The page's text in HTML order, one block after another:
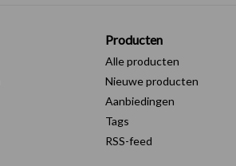
Producten
Alle producten
Nieuwe producten
Aanbiedingen
Tags
RSS-feed